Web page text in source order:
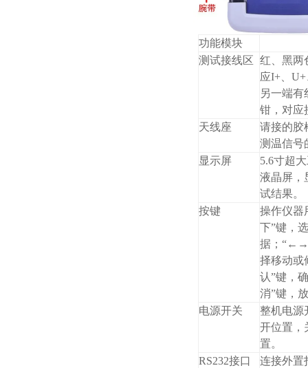
功能模块
测试接线区 红、黑两
应I+、
另一端有
钳，对应
天线座
请接的胶
测温信号
显示屏
5.6寸超
液晶屏，
试结果。
按键
操作仪器
下”键，
据；
择移动或
认”键，
消”键，
电源开关
整机电源
开位置，
置。
RS232接口
连接外置